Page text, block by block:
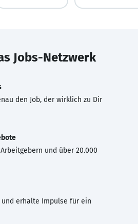
Jobs-Netzwerk
den Job, der wirklich zu Dir
und über 20.000
erhalte Impulse für ein